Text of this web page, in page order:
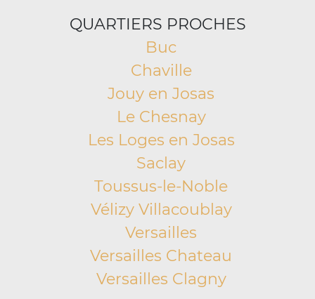
QUARTIERS PROCHES
Buc
Chaville
Jouy en Josas
Le Chesnay
Les Loges en Josas
Saclay
Toussus-le-Noble
Vélizy Villacoublay
Versailles
Versailles Chateau
Versailles Clagny